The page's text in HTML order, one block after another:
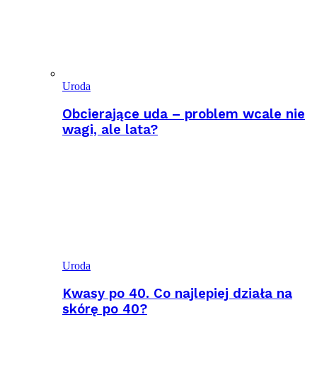
Uroda
Obcierające uda – problem wcale nie
wagi, ale lata?
Uroda
Kwasy po 40. Co najlepiej działa na
skórę po 40?